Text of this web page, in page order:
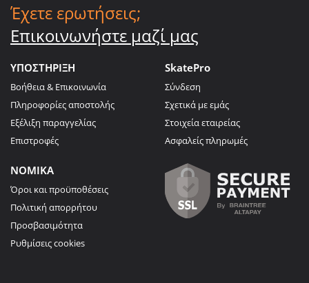
Έχετε ερωτήσεις;
Επικοινωνήστε μαζί μας
ΥΠΟΣΤΗΡΙΞΗ
Βοήθεια & Επικοινωνία
Πληροφορίες αποστολής
Εξέλιξη παραγγελίας
Επιστροφές
SkatePro
Σύνδεση
Σχετικά με εμάς
Στοιχεία εταιρείας
Ασφαλείς πληρωμές
ΝΟΜΙΚΑ
Όροι και προϋποθέσεις
Πολιτική απορρήτου
Προσβασιμότητα
Ρυθμίσεις cookies